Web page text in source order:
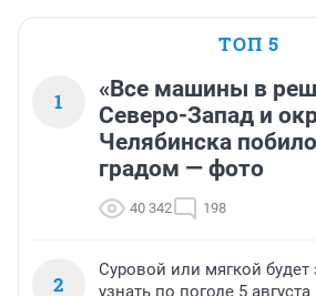
ТОП 5
1
«Все машины в
Северо-Запад и
Челябинска
градом — фото
40 342 198
2
Суровой или мягкой
узнать по погоде 5